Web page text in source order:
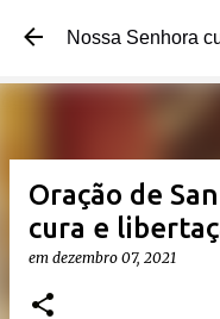
Pular
Nossa Senhora
Oração de
cura e
em dezembro 07, 2021